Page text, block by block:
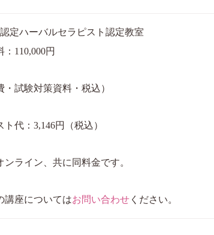
定ハーバルセラピスト認定教室
：110,000円
・試験対策資料・税込）
代：3,146円（税込）
ンライン、共に同料金です。
講座についてはお問い合わせ ください。